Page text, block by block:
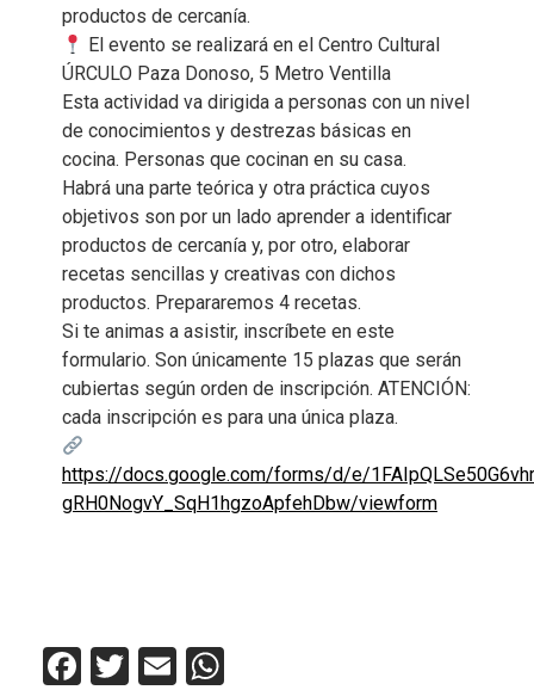
productos de cercanía.
El evento se realizará en el Centro Cultural
ÚRCULO Paza Donoso, 5 Metro Ventilla
Esta actividad va dirigida a personas con un nivel
de conocimientos y destrezas básicas en
cocina. Personas que cocinan en su casa.
Habrá una parte teórica y otra práctica cuyos
objetivos son por un lado aprender a identificar
productos de cercanía y, por otro, elaborar
recetas sencillas y creativas con dichos
productos. Prepararemos 4 recetas.
Si te animas a asistir, inscríbete en este
formulario. Son únicamente 15 plazas que serán
cubiertas según orden de inscripción. ATENCIÓN:
cada inscripción es para una única plaza.
https://docs.google.com/forms/d/e/
gRH0NogvY_SqH1hgzoApfehDbw/viewform
Facebook
Twitter
Email